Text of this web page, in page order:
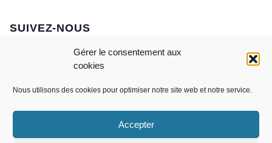
Gérer le consentement aux
cookies
Nous utilisons des cookies pour optimiser notre site web et notre service.
Accepter
SUIVEZ-NOUS
MasterCardCredit